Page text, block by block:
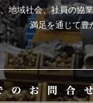
地域社会、社員の協
満足を通じて豊